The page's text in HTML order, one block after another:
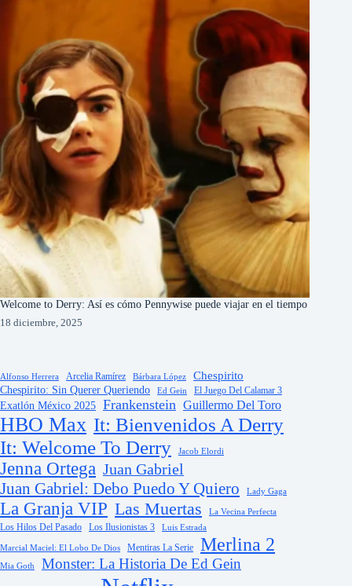
Welcome to Derry: Así es cómo Pennywise puede viajar en el tiempo
18 diciembre, 2025
Alfonso Herrera Arcelia Ramírez Bárbara López Chespirito
Chespirito: Sin Querer Queriendo Ed Gein El Juego Del Calamar 3
Exatlón México 2025 Frankenstein Guillermo Del Toro
HBO Max It: Bienvenidos A Derry
It: Welcome To Derry
Jacob Elordi
Jenna Ortega Juan Gabriel
Juan Gabriel: Debo Puedo Y Quiero Lady Gaga
La Granja VIP Las Muertas La Vecina Perfecta
Los Hilos Del Pasado Los Ilusionistas 3 Luis Estrada
Marcial Maciel: El Lobo De Dios Mentiras La Serie Merlina 2
Mia Goth Monster: La Historia De Ed Gein